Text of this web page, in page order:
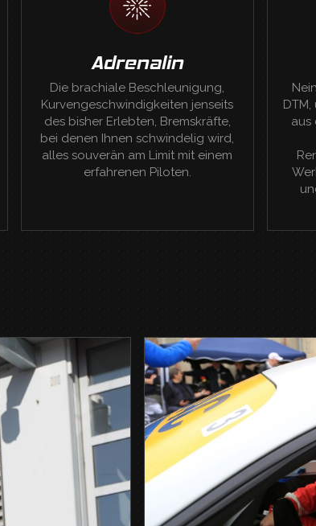
Adrenalin
Die brachiale Beschleunigung,
Kurvengeschwindigkeiten jenseits
des bisher Erlebten, Bremskräfte,
bei denen Ihnen schwindelig wird,
alles souverän am Limit mit einem
erfahrenen Piloten.
aus